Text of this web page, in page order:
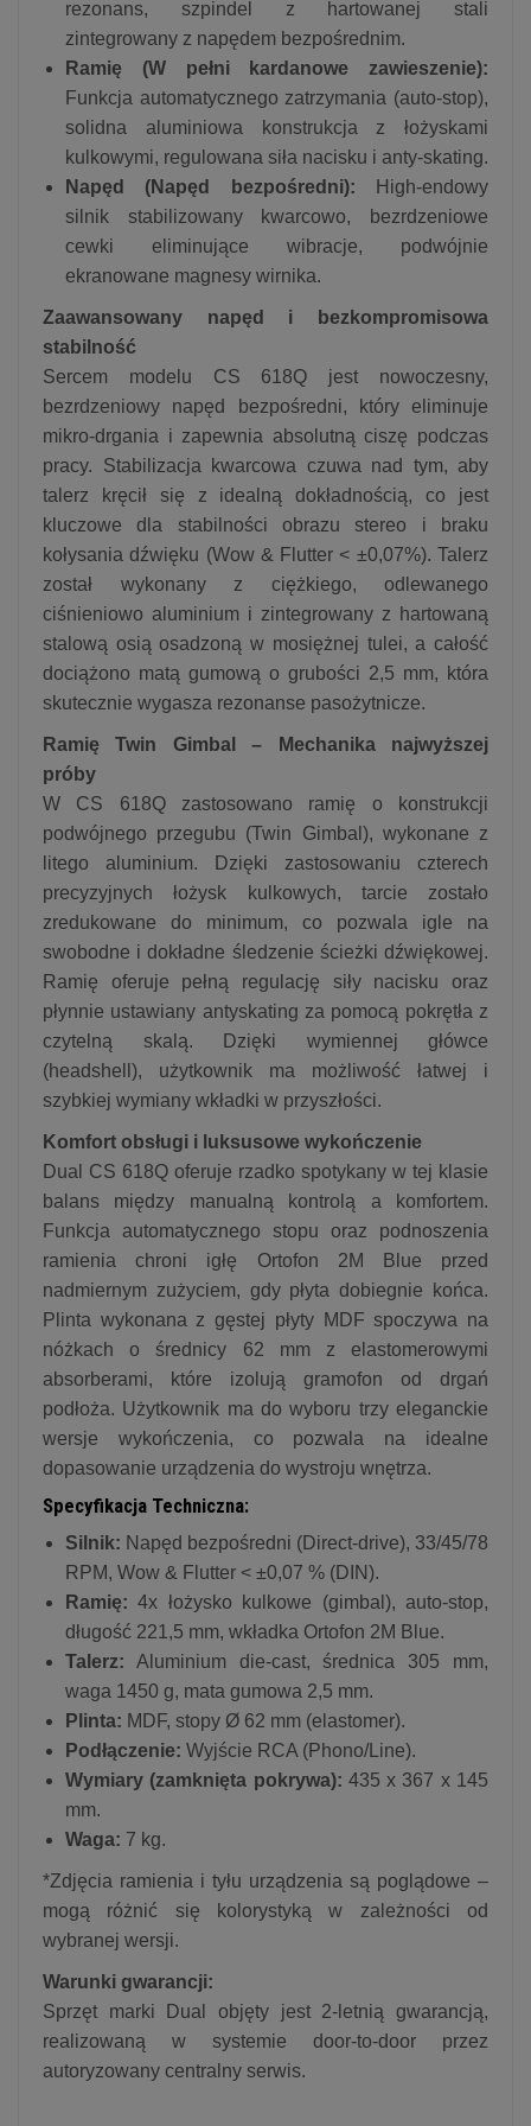
rezonans, szpindel z hartowanej stali
zintegrowany z napędem bezpośrednim.
Ramię (W pełni kardanowe zawieszenie):
Funkcja automatycznego zatrzymania (auto-stop),
solidna aluminiowa konstrukcja z łożyskami
kulkowymi, regulowana siła nacisku i anty-skating.
Napęd (Napęd bezpośredni): High-endowy
silnik stabilizowany kwarcowo, bezrdzeniowe
cewki eliminujące wibracje, podwójnie
ekranowane magnesy wirnika.
Zaawansowany napęd i bezkompromisowa
stabilność
Sercem modelu CS 618Q jest nowoczesny,
bezrdzeniowy napęd bezpośredni, który eliminuje
mikro-drgania i zapewnia absolutną ciszę podczas
pracy. Stabilizacja kwarcowa czuwa nad tym, aby
talerz kręcił się z idealną dokładnością, co jest
kluczowe dla stabilności obrazu stereo i braku
kołysania dźwięku (Wow & Flutter < ±0,07%). Talerz
został wykonany z ciężkiego, odlewanego
ciśnieniowo aluminium i zintegrowany z hartowaną
stalową osią osadzoną w mosiężnej tulei, a całość
dociążono matą gumową o grubości 2,5 mm, która
skutecznie wygasza rezonanse pasożytnicze.
Ramię Twin Gimbal – Mechanika najwyższej
próby
W CS 618Q zastosowano ramię o konstrukcji
podwójnego przegubu (Twin Gimbal), wykonane z
litego aluminium. Dzięki zastosowaniu czterech
precyzyjnych łożysk kulkowych, tarcie zostało
zredukowane do minimum, co pozwala igle na
swobodne i dokładne śledzenie ścieżki dźwiękowej.
Ramię oferuje pełną regulację siły nacisku oraz
płynnie ustawiany antyskating za pomocą pokrętła z
czytelną skalą. Dzięki wymiennej główce
(headshell), użytkownik ma możliwość łatwej i
szybkiej wymiany wkładki w przyszłości.
Komfort obsługi i luksusowe wykończenie
Dual CS 618Q oferuje rzadko spotykany w tej klasie
balans między manualną kontrolą a komfortem.
Funkcja automatycznego stopu oraz podnoszenia
ramienia chroni igłę Ortofon 2M Blue przed
nadmiernym zużyciem, gdy płyta dobiegnie końca.
Plinta wykonana z gęstej płyty MDF spoczywa na
nóżkach o średnicy 62 mm z elastomerowymi
absorberami, które izolują gramofon od drgań
podłoża. Użytkownik ma do wyboru trzy eleganckie
wersje wykończenia, co pozwala na idealne
dopasowanie urządzenia do wystroju wnętrza.
Specyfikacja Techniczna:
Silnik: Napęd bezpośredni (Direct-drive), 33/45/78
RPM, Wow & Flutter < ±0,07 % (DIN).
Ramię: 4x łożysko kulkowe (gimbal), auto-stop,
długość 221,5 mm, wkładka Ortofon 2M Blue.
Talerz: Aluminium die-cast, średnica 305 mm,
waga 1450 g, mata gumowa 2,5 mm.
Plinta: MDF, stopy Ø 62 mm (elastomer).
Podłączenie: Wyjście RCA (Phono/Line).
Wymiary (zamknięta pokrywa): 435 x 367 x 145
mm.
Waga: 7 kg.
*Zdjęcia ramienia i tyłu urządzenia są poglądowe –
mogą różnić się kolorystyką w zależności od
wybranej wersji.
Warunki gwarancji:
Sprzęt marki Dual objęty jest 2-letnią gwarancją,
realizowaną w systemie door-to-door przez
autoryzowany centralny serwis.